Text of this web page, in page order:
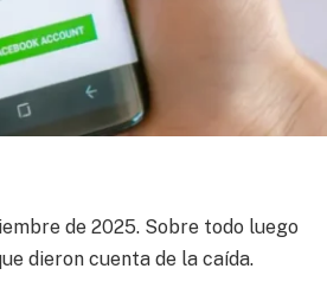
de 2025. Sobre todo luego
dieron cuenta de la caída.